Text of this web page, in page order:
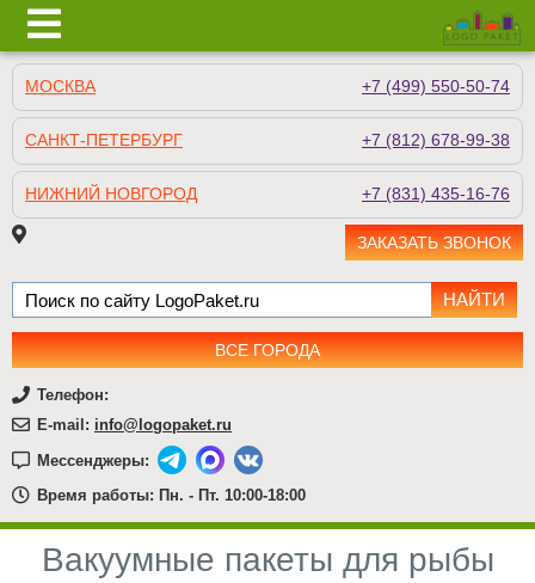
МОСКВА +7 (499) 550-50-74
САНКТ-ПЕТЕРБУРГ +7 (812) 678-99-38
НИЖНИЙ НОВГОРОД +7 (831) 435-16-76
ЗАКАЗАТЬ ЗВОНОК
ВСЕ ГОРОДА
Телефон:
E-mail: info@logopaket.ru
Мессенджеры:
Время работы: Пн. - Пт. 10:00-18:00
Вакуумные пакеты для рыбы